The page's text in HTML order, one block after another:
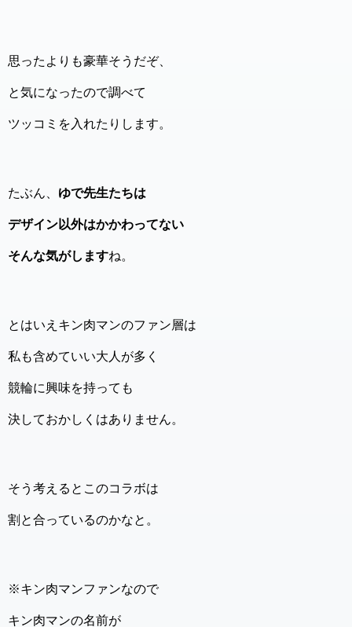
思ったよりも豪華そうだぞ、
と気になったので調べて
ツッコミを入れたりします。
たぶん、 ゆで先生たちは
デザイン以外はかかわってない
そんな気がしますね。
とはいえキン肉マンのファン層は
私も含めていい大人が多く
競輪に興味を持っても
決しておかしくはありません。
そう考えるとこのコラボは
割と合っているのかなと。
※キン肉マンファンなので
キン肉マンの名前が